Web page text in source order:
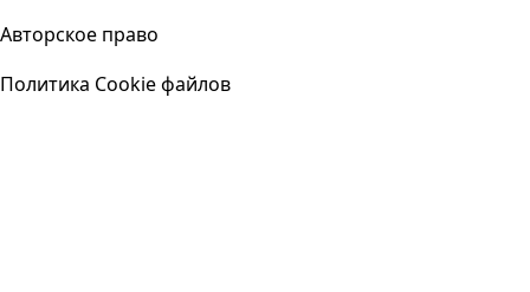
Авторское право
Политика Cookie файлов